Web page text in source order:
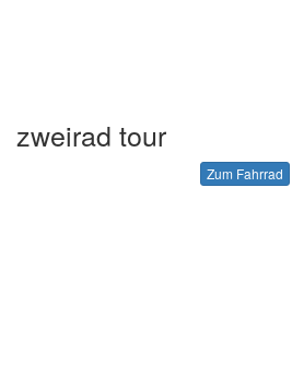
zweirad tour
Zum Fahrrad